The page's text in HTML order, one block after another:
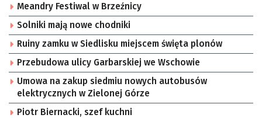
Meandry Festiwal w Brzeźnicy
Solniki mają nowe chodniki
Ruiny zamku w Siedlisku miejscem święta plonów
Przebudowa ulicy Garbarskiej we Wschowie
Umowa na zakup siedmiu nowych autobusów
elektrycznych w Zielonej Górze
Piotr Biernacki, szef kuchni